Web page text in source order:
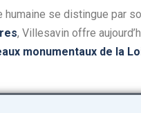
humaine se distingue par
, Villesavin offre
monumentaux de la